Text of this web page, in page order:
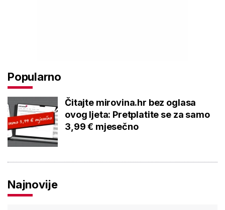
Popularno
Čitajte mirovina.hr bez oglasa
ovog ljeta: Pretplatite se za samo
3,99 € mjesečno
Najnovije